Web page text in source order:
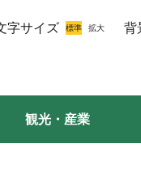
字サイズ 背
観光・産業